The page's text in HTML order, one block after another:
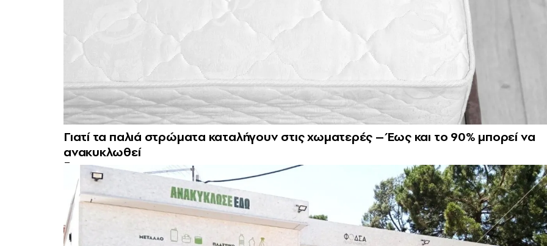
Γιατί τα παλιά στρώματα καταλήγουν στις χωματερές – Έως και το 90% μπορεί να
ανακυκλωθεί